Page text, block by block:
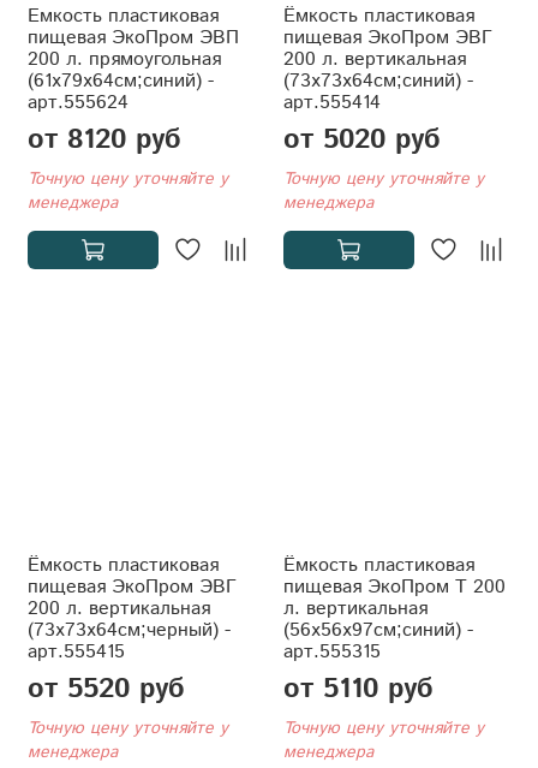
Емкость пластиковая
пищевая ЭкоПром ЭВП
200 л. прямоугольная
(61x79x64см;синий) -
арт.555624
от 8120 руб
Точную цену уточняйте у
менеджера
Ёмкость пластиковая
пищевая ЭкоПром ЭВГ
200 л. вертикальная
(73x73x64см;синий) -
арт.555414
от 5020 руб
Точную цену уточняйте у
менеджера
Ёмкость пластиковая
пищевая ЭкоПром ЭВГ
200 л. вертикальная
(73x73x64см;черный) -
арт.555415
от 5520 руб
Точную цену уточняйте у
менеджера
Ёмкость пластиковая
пищевая ЭкоПром T 200
л. вертикальная
(56x56x97см;синий) -
арт.555315
от 5110 руб
Точную цену уточняйте у
менеджера